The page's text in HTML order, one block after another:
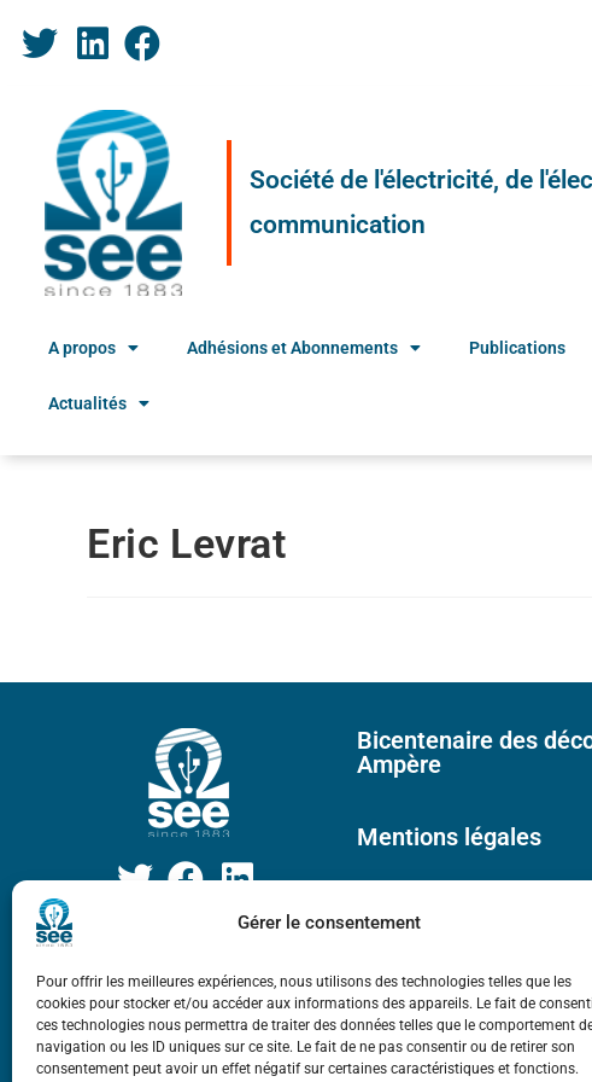
Gérer le consentement
Pour offrir les meilleures expériences, nous utilisons des technologies telles que les
cookies pour stocker et/ou accéder aux informations des appareils. Le fait de
ces technologies nous permettra de traiter des données telles que le comportement
navigation ou les ID uniques sur ce site. Le fait de ne pas consentir ou de retirer son
consentement peut avoir un effet négatif sur certaines caractéristiques et fonctions.
Société de l'électricité, de
communication
A propos Adhésions et Abonnements Publications
Actualités
Eric Levrat
Bicentenaire des
Ampère
Mentions légales